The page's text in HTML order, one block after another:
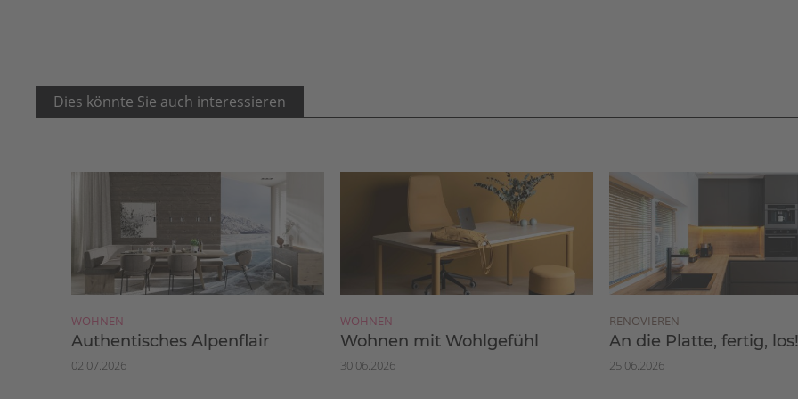
Dies könnte Sie auch interessieren
WOHNEN
Authentisches Alpenflair
02.07.2026
WOHNEN
Wohnen mit Wohlgefühl
30.06.2026
RENOVIEREN
An die Platte, fertig,
25.06.2026